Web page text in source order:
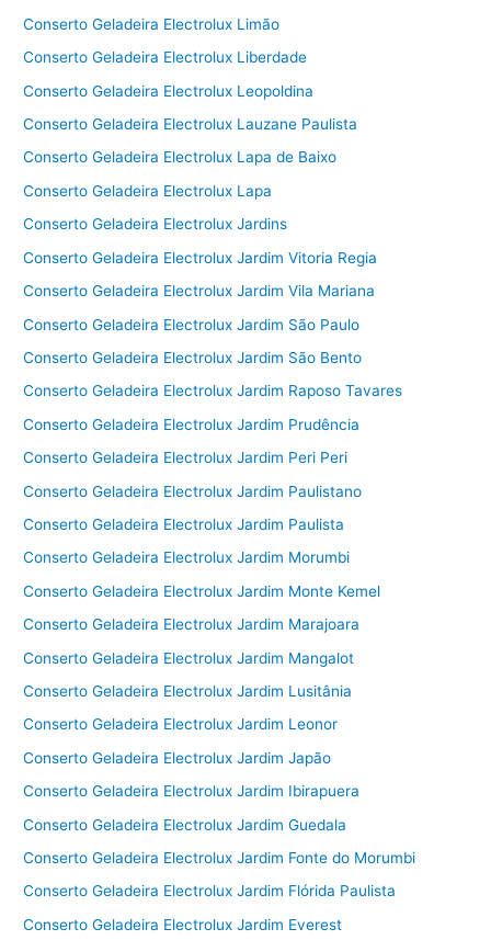
Conserto Geladeira Electrolux Limão
Conserto Geladeira Electrolux Liberdade
Conserto Geladeira Electrolux Leopoldina
Conserto Geladeira Electrolux Lauzane Paulista
Conserto Geladeira Electrolux Lapa de Baixo
Conserto Geladeira Electrolux Lapa
Conserto Geladeira Electrolux Jardins
Conserto Geladeira Electrolux Jardim Vitoria Regia
Conserto Geladeira Electrolux Jardim Vila Mariana
Conserto Geladeira Electrolux Jardim São Paulo
Conserto Geladeira Electrolux Jardim São Bento
Conserto Geladeira Electrolux Jardim Raposo Tavares
Conserto Geladeira Electrolux Jardim Prudência
Conserto Geladeira Electrolux Jardim Peri Peri
Conserto Geladeira Electrolux Jardim Paulistano
Conserto Geladeira Electrolux Jardim Paulista
Conserto Geladeira Electrolux Jardim Morumbi
Conserto Geladeira Electrolux Jardim Monte Kemel
Conserto Geladeira Electrolux Jardim Marajoara
Conserto Geladeira Electrolux Jardim Mangalot
Conserto Geladeira Electrolux Jardim Lusitânia
Conserto Geladeira Electrolux Jardim Leonor
Conserto Geladeira Electrolux Jardim Japão
Conserto Geladeira Electrolux Jardim Ibirapuera
Conserto Geladeira Electrolux Jardim Guedala
Conserto Geladeira Electrolux Jardim Fonte do Morumbi
Conserto Geladeira Electrolux Jardim Flórida Paulista
Conserto Geladeira Electrolux Jardim Everest